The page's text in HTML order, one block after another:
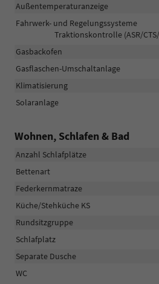
Außentemperaturanzeige
Fahrwerk- und Regelungssysteme
Traktionskontrolle (ASR/
Gasbackofen
Gasflaschen-Umschaltanlage
Klimatisierung
Solaranlage
Wohnen, Schlafen & Bad
Anzahl Schlafplätze
Bettenart
Federkernmatraze
Küche/Stehküche KS
Rundsitzgruppe
Schlafplatz
Separate Dusche
WC